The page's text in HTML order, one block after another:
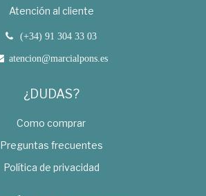
Atención al cliente
(+34) 91 304 33 03
atencion@marcialpons.es
¿DUDAS?
Como comprar
Preguntas frecuentes
Política de privacidad